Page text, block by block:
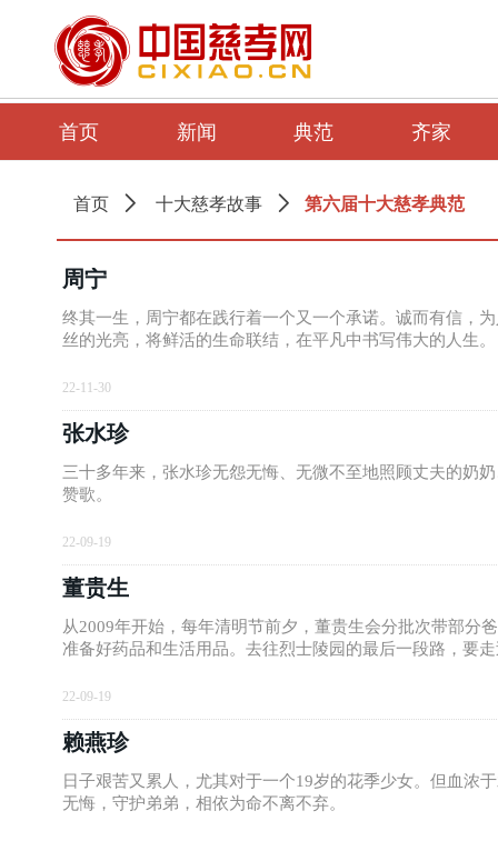
首页 新闻 典范 齐家
周宁
终其一生，周宁都在践行着一个又一个承诺。诚而有信，
丝的光亮，将鲜活的生命联结，在平凡中书写伟大的人生。
22-11-30
张水珍
三十多年来，张水珍无怨无悔、无微不至地照顾丈夫的奶
赞歌。
22-09-19
董贵生
从2009年开始，每年清明节前夕，董贵生会分批次带部分
准备好药品和生活用品。去往烈士陵园的最后一段路，要
22-09-19
赖燕珍
日子艰苦又累人，尤其对于一个19岁的花季少女。但血浓
无悔，守护弟弟，相依为命不离不弃。
首页 ꄲ 十大慈孝故事 ꄲ 第六届十大慈孝典范